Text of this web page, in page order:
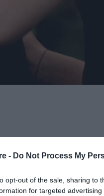
- Do Not Process My
opt-out of the sale, sharing to
for targeted
μας στα αποτελέσματα
on Google